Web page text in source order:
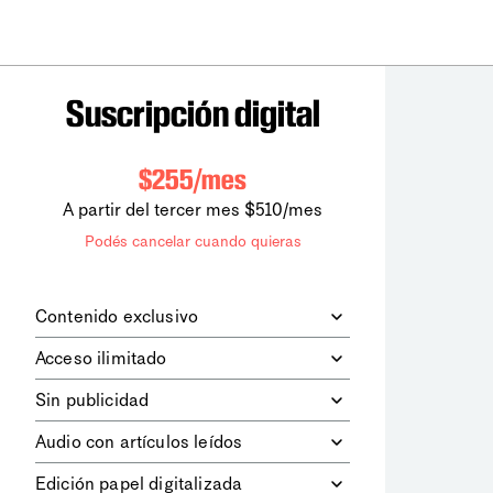
Suscripción digital
$255/mes
A partir del tercer mes $510/mes
Podés cancelar cuando quieras
Contenido exclusivo
digitales dela diaria
los contenidos de Le Monde
diplomatique.
Acceso ilimitado
contenidos.
Sin publicidad
publicitarios.
Audio con artículos leídos
Edición papel digitalizada